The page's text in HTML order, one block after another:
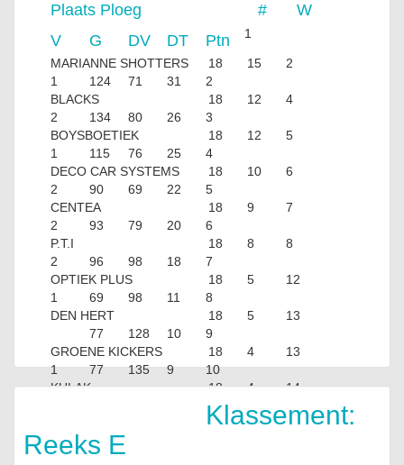
Plaats Ploeg #
W
V
G DV DT Ptn 1
MARIANNE SHOTTERS 18 15
2
1
124 71 31
2
BLACKS
18 12
4
2
134 80 26
3
BOYSBOETIEK
18 12
5
1
115 76 25
4
DECO CAR SYSTEMS
18 10
6
2
90 69 22
5
CENTEA
18 9
7
2
93 79 20
6
P.T.I
18 8
8
2
96 98 18
7
OPTIEK PLUS
18 5
12
1
69 98 11
8
DEN HERT
18 5
13
77
128 10
9
GROENE KICKERS
18 4
13
1
77 135 9
10
KULAK
18 4
14
Klassement:
Reeks E